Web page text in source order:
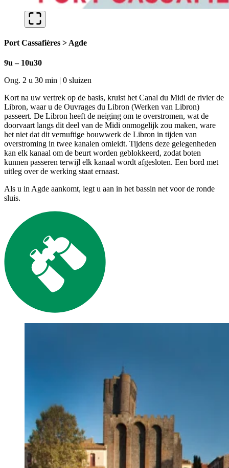
Port Cassafières > Agde
9u – 10u30
Ong. 2 u 30 min | 0 sluizen
Kort na uw vertrek op de basis, kruist het Canal du Midi de rivier de
Libron, waar u de Ouvrages du Libron (Werken van Libron)
passeert. De Libron heeft de neiging om te overstromen, wat de
doorvaart langs dit deel van de Midi onmogelijk zou maken, ware
het niet dat dit vernuftige bouwwerk de Libron in tijden van
overstroming in twee kanalen omleidt. Tijdens deze gelegenheden
kan elk kanaal om de beurt worden geblokkeerd, zodat boten
kunnen passeren terwijl elk kanaal wordt afgesloten. Een bord met
uitleg over de werking staat ernaast.
Als u in Agde aankomt, legt u aan in het bassin net voor de ronde
sluis.